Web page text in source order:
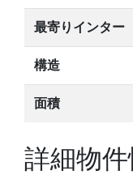
最寄りインター
構造
面積
詳細物